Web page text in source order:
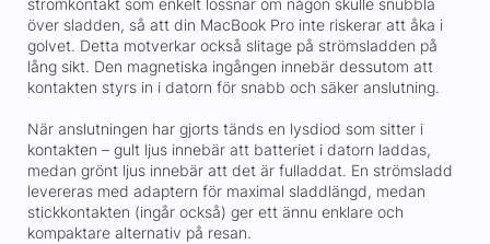
strömkontakt som enkelt lossnar om någon skulle snubbla
över sladden, så att din MacBook Pro inte riskerar att åka i
golvet. Detta motverkar också slitage på strömsladden på
lång sikt. Den magnetiska ingången innebär dessutom att
kontakten styrs in i datorn för snabb och säker anslutning.
När anslutningen har gjorts tänds en lysdiod som sitter i
kontakten – gult ljus innebär att batteriet i datorn laddas,
medan grönt ljus innebär att det är fulladdat. En strömsladd
levereras med adaptern för maximal sladdlängd, medan
stickkontakten (ingår också) ger ett ännu enklare och
kompaktare alternativ på resan.